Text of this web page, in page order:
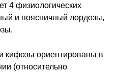
4 физиологических
и поясничный лордозы,
кифозы ориентированы в
(относительно